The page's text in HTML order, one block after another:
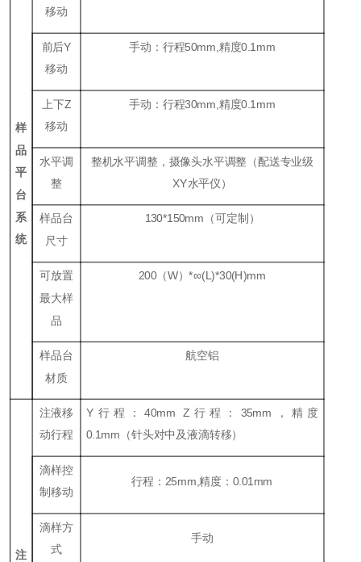
样
品
平
台
系
统
移动
前后Y
移动
手动：行程50mm, 精度0.1mm
上下Z
移动
手动：行程30mm, 精度0.1mm
水平调
整
整机水平调整，摄像头水平调整（配送专业级
XY水平仪）
样品台
尺寸
130*150mm （可定制）
可放置
最大样
品
200（W）*∞(L)*30(H)mm
样品台
材质
航空铝
注
注液移
动行程
Y行程：40mm Z行程：35mm，精度
0.1mm（针头对中及液滴转移）
滴样控
制移动
行程：25mm,精度：0.01mm
滴样方
式
手动